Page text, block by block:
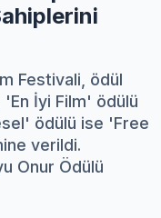
Festivali, ödül
İyi Film' ödülü
ödülü ise 'Free
verildi.
Onur Ödülü